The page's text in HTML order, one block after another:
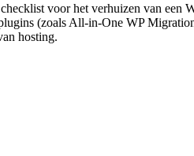
voor het verhuizen van een
(zoals All-in-One WP
hosting.